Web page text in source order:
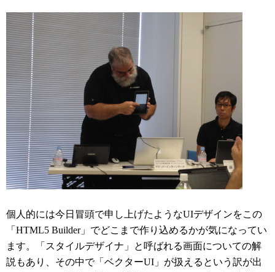
個人的には今日冒頭で申し上げたようなUIデザインをこの
「HTML5 Builder」でどこまで作り込めるかが気になってい
ます。「スタイルデザイナ」と呼ばれる画面についての解
説もあり、その中で「ベクターUI」が扱えるという訳が出